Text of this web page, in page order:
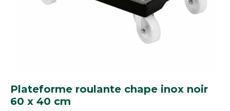
Plateforme roulante chape inox noir
60 x 40 cm